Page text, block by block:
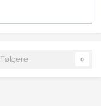
Følgere 0